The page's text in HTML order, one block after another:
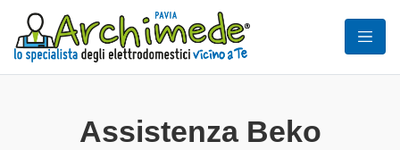
Assistenza Beko